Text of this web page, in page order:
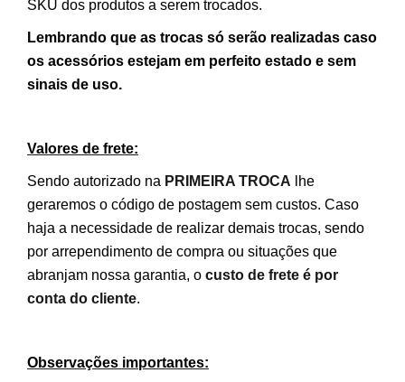
SKU dos produtos a serem trocados.
Lembrando que as trocas só serão realizadas caso
os acessórios estejam em perfeito estado e sem
sinais de uso.
Valores de frete:
Sendo autorizado na PRIMEIRA TROCA lhe
geraremos o código de postagem sem custos. Caso
haja a necessidade de realizar demais trocas, sendo
por arrependimento de compra ou situações que
abranjam nossa garantia, o custo de frete é por
conta do cliente.
Observações importantes: